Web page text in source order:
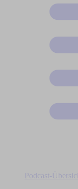
Podcast-